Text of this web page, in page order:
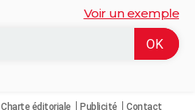
Voir un exemple
Charte éditoriale Publicité Contact